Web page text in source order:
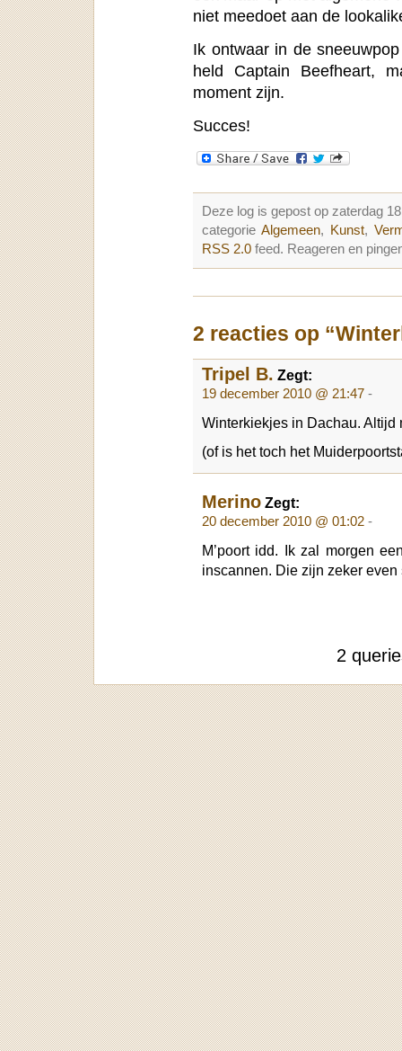
niet meedoet aan de
Ik ontwaar in de
held Captain Beefheart,
moment zijn.
Succes!
Deze log is gepost op zaterdag
categorieAlgemeen, Kunst,
RSS 2.0 feed. Reageren en
2 reacties op
Tripel B. Zegt:
19 december 2010 @ 21:47 -
Winterkiekjes in Dachau. Altijd
(of is het toch het
Merino Zegt:
20 december 2010 @ 01:02 -
M’poort idd. Ik zal morgen
inscannen. Die zijn zeker even
2